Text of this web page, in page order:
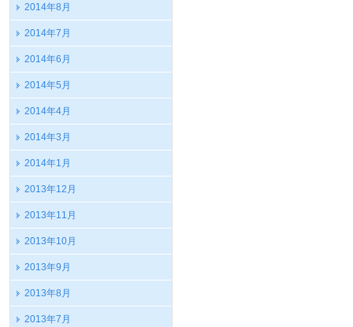
2014年8月
2014年7月
2014年6月
2014年5月
2014年4月
2014年3月
2014年1月
2013年12月
2013年11月
2013年10月
2013年9月
2013年8月
2013年7月